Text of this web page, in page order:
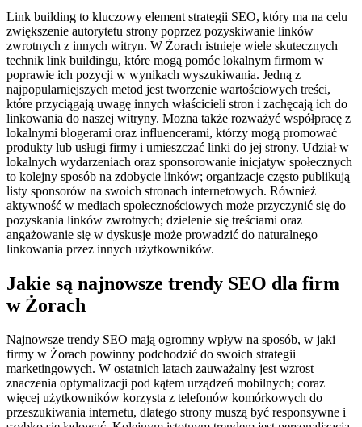
Link building to kluczowy element strategii SEO, który ma na celu
zwiększenie autorytetu strony poprzez pozyskiwanie linków
zwrotnych z innych witryn. W Żorach istnieje wiele skutecznych
technik link buildingu, które mogą pomóc lokalnym firmom w
poprawie ich pozycji w wynikach wyszukiwania. Jedną z
najpopularniejszych metod jest tworzenie wartościowych treści,
które przyciągają uwagę innych właścicieli stron i zachęcają ich do
linkowania do naszej witryny. Można także rozważyć współpracę z
lokalnymi blogerami oraz influencerami, którzy mogą promować
produkty lub usługi firmy i umieszczać linki do jej strony. Udział w
lokalnych wydarzeniach oraz sponsorowanie inicjatyw społecznych
to kolejny sposób na zdobycie linków; organizacje często publikują
listy sponsorów na swoich stronach internetowych. Również
aktywność w mediach społecznościowych może przyczynić się do
pozyskania linków zwrotnych; dzielenie się treściami oraz
angażowanie się w dyskusje może prowadzić do naturalnego
linkowania przez innych użytkowników.
Jakie są najnowsze trendy SEO dla firm
w Żorach
Najnowsze trendy SEO mają ogromny wpływ na sposób, w jaki
firmy w Żorach powinny podchodzić do swoich strategii
marketingowych. W ostatnich latach zauważalny jest wzrost
znaczenia optymalizacji pod kątem urządzeń mobilnych; coraz
więcej użytkowników korzysta z telefonów komórkowych do
przeszukiwania internetu, dlatego strony muszą być responsywne i